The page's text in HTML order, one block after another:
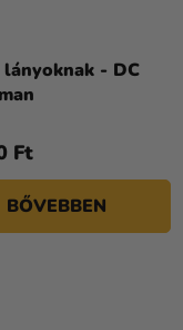
lányoknak - DC
Ft
BŐVEBBEN